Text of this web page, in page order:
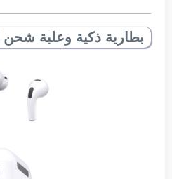
بطارية ذكية وعلبة شحن